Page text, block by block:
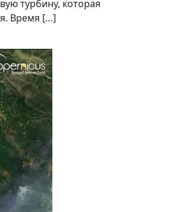
турбину, которая
Время […]